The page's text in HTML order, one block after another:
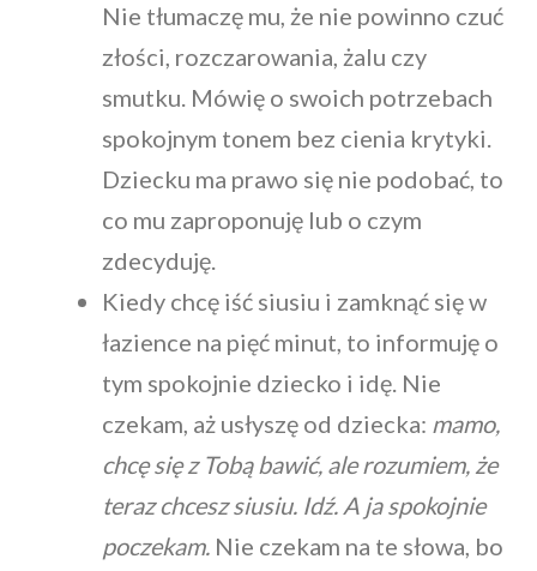
Nie tłumaczę mu, że nie powinno czuć
złości, rozczarowania, żalu czy
smutku. Mówię o swoich potrzebach
spokojnym tonem bez cienia krytyki.
Dziecku ma prawo się nie podobać, to
co mu zaproponuję lub o czym
zdecyduję.
Kiedy chcę iść siusiu i zamknąć się w
łazience na pięć minut, to informuję o
tym spokojnie dziecko i idę. Nie
czekam, aż usłyszę od dziecka: mamo,
chcę się z Tobą bawić, ale rozumiem, że
teraz chcesz siusiu. Idź. A ja spokojnie
poczekam. Nie czekam na te słowa, bo